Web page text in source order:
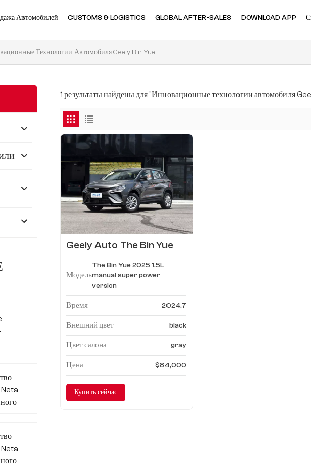
Автомобилей CUSTOMS & LOGISTICS GLOBAL AFTER-SALES DOWNLOAD APP
Технологии Автомобиля Geely Bin Yue
1 результаты найдены для "Инновационные технологии автомобиля
Geely Auto The Bin Yue
супермощная версия
Модель
The Bin Yue 2025 1.5L
manual super power
version
Время 2024.7
Внешний цвет black
Цвет салона gray
Цена $84,000
Купить сейчас